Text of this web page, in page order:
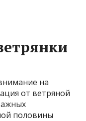
на
от ветряной
половины